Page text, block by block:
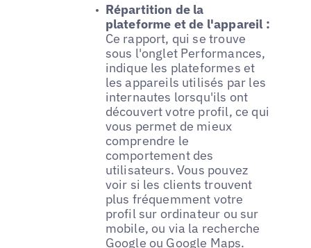
Répartition de la
plateforme et de l'appareil :
Ce rapport, qui se trouve
sous l'onglet Performances,
indique les plateformes et
les appareils utilisés par les
internautes lorsqu'ils ont
découvert votre profil, ce qui
vous permet de mieux
comprendre le
comportement des
utilisateurs. Vous pouvez
voir si les clients trouvent
plus fréquemment votre
profil sur ordinateur ou sur
mobile, ou via la recherche
Google ou Google Maps.